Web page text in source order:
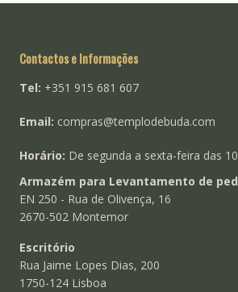
Contactos e Informações
Tel: +351 915 681 607
Email: compras@templodebuda.com
Horário: De segunda a sexta-feira das
Armazém para Levantamento de
EN 250 - Rua de Olivença, 16
2670-502 Montemor
Escritório
Rua Jaime Lopes Dias, 200
1750-124 Lisboa